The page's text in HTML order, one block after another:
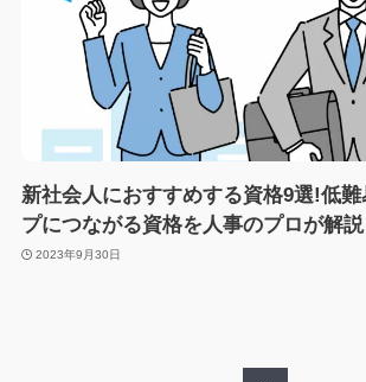
新社会人におすすめする資格9選!低
プにつながる資格を人事のプロが解説
2023年9月30日